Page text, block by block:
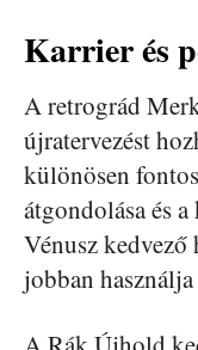
Karrier és
A retrográd
újratervezést
különösen
átgondolása és
Vénusz kedvező
jobban